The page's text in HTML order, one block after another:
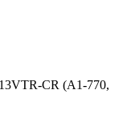
CR (A1-770,